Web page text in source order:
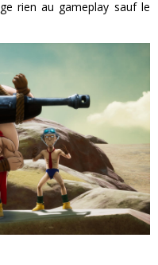
rien au gameplay sauf le